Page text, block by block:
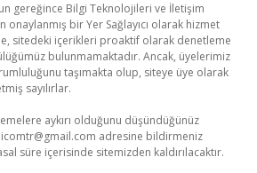
gereğince Bilgi Teknolojileri ve İletişim
onaylanmış bir Yer Sağlayıcı olarak hizmet
sitedeki içerikleri proaktif olarak denetleme
bulunmamaktadır. Ancak, üyelerimiz
taşımakta olup, siteye üye olarak
sayılırlar.
aykırı olduğunu düşündüğünüz
adresine bildirmeniz
süre içerisinde sitemizden kaldırılacaktır.